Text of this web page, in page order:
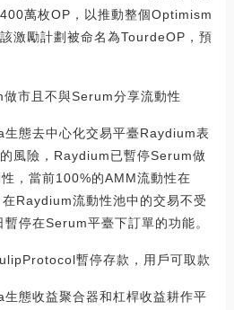
萬枚OP，以推動整個Optimism
激勵計劃被命名為TourdeOP，預
市且不與Serum分享流動性
態去中心化交易平臺Raydium表
風險，Raydium已暫停Serum做
，當前100%的AMM流動性在
Raydium流動性池中的交易不受
停在Serum平臺下訂單的功能。
暫停存款，用戶可取款
態收益聚合器和杠桿收益耕作平